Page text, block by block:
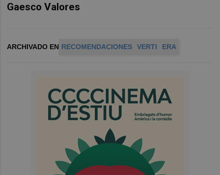
Gaesco Valores
ARCHIVADO EN RECOMENDACIONES VERTI ERA